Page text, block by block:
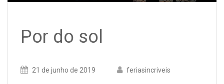
Por do sol
Posted21 de junho de 2019
Postedferiasincriveis